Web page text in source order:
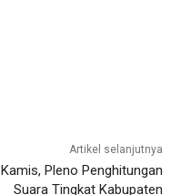
Artikel selanjutnya
Kamis, Pleno Penghitungan
Suara Tingkat Kabupaten